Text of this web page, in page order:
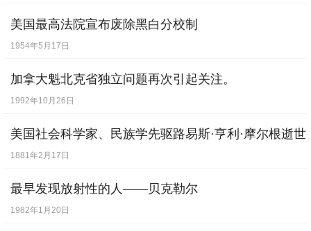
美国最高法院宣布废除黑白分校制
1954年5月17日
加拿大魁北克省独立问题再次引起关注。
1992年10月26日
美国社会科学家、民族学先驱路易斯·亨利·摩尔根逝世
1881年2月17日
最早发现放射性的人——贝克勒尔
1982年1月20日